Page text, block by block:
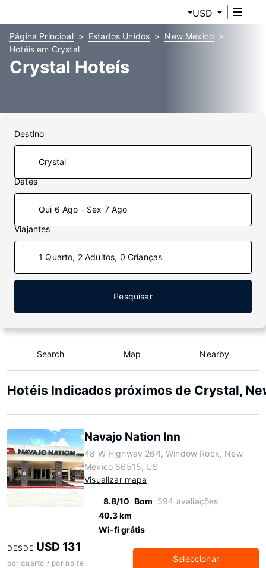
USD
Página Principal Estados Unidos
New Mexico
Hotéis em Crystal
Crystal Hoteís
Destino
Dates
Qui 6 Ago - Sex 7 Ago
Viajantes
1 Quarto, 2 Adultos, 0 Crianças
Pesquisar
Search Map Nearby
Hotéis Indicados próximos de Crystal,
Navajo Nation Inn
48 W Highway 264, Window Rock, New
Mexico 86515, US
Visualizar mapa
8.8/10 Bom 594 avaliações
40.3 km
Wi-fi grátis
DESDE USD 131
por quarto / por noite Seleccionar